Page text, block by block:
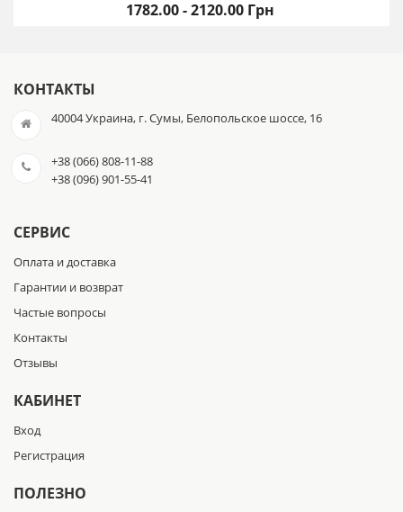
1782.00 - 2120.00 Грн
КОНТАКТЫ
40004 Украина, г. Сумы, Белопольское шоссе, 16
+38 (066) 808-11-88
+38 (096) 901-55-41
СЕРВИС
Оплата и доставка
Гарантии и возврат
Частые вопросы
Контакты
Отзывы
КАБИНЕТ
Вход
Регистрация
ПОЛЕЗНО